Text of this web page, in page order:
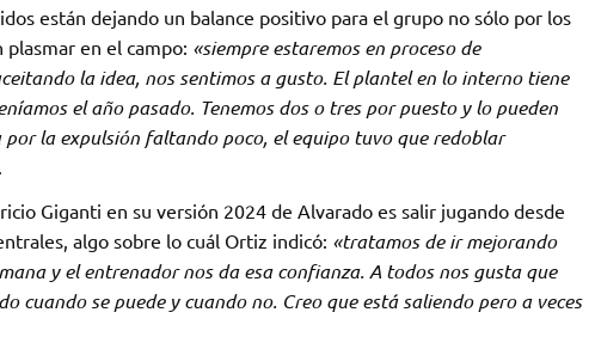
están dejando un balance positivo para el grupo no sólo por los
en el campo: «siempre estaremos en proceso de
la idea, nos sentimos a gusto. El plantel en lo interno tiene
el año pasado. Tenemos dos o tres por puesto y lo pueden
la expulsión faltando poco, el equipo tuvo que redoblar
Giganti en su versión 2024 de Alvarado es salir jugando desde
algo sobre lo cuál Ortiz indicó: «tratamos de ir mejorando
y el entrenador nos da esa confianza. A todos nos gusta que
cuando se puede y cuando no. Creo que está saliendo pero a veces